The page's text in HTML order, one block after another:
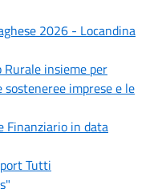
2026 - Locandina
Rurale insieme per
imprese e le
Finanziario in data
Tutti